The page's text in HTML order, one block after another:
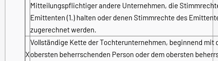
Mitteilungspflichtiger andere Unternehmen, die
Emittenten (1.) halten oder denen Stimmrechte des
zugerechnet werden.
X
Vollständige Kette der Tochterunternehmen, beginnend mit
obersten beherrschenden Person oder dem obersten